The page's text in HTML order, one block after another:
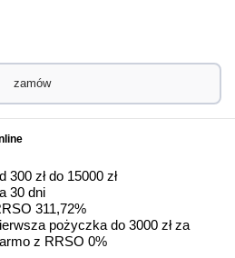
zamów
300 zł do 15000 zł
30 dni
311,72%
pożyczka do 3000 zł za
z RRSO 0%